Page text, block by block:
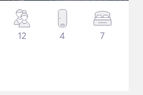
12 4 7